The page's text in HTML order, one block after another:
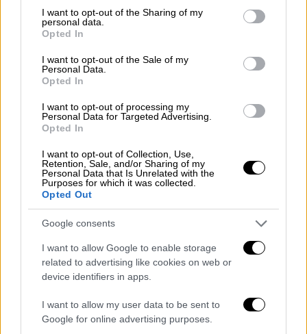
not limited to your visit or usage behaviour. You may click to
grant or deny consent to Google and its third-party tags to
use your data for below specified purposes in below Google
consent section.
I want to opt-out of the Sharing of my
personal data.
Opted In
I want to opt-out of the Sale of my
Personal Data.
Opted In
I want to opt-out of processing my
Personal Data for Targeted Advertising.
Opted In
I want to opt-out of Collection, Use,
Retention, Sale, and/or Sharing of my
Personal Data that Is Unrelated with the
Purposes for which it was collected.
Opted Out
Google consents
I want to allow Google to enable storage
related to advertising like cookies on web or
device identifiers in apps.
I want to allow my user data to be sent to
Google for online advertising purposes.
τη μητέρα της σταδιακά, χωρίς εκείνη να
είναι πια συνειδητά παρούσα. «
χρόνια. Εφτασε σ' ένα σημείο που δεν
υπήρχε συνειρμός. Μια σε αναγνώριζε, μία
σπιτιού».
Παράλληλα, μίλησε για τις δυσκολίες που
αντιμετώπισε ο πατέρας της, ο οποίος
πάλεψε με τηνκατάθλιψη. «Είναι σαν να
έχεις ένα μικρό παιδάκι και πρέπει να
φερθείς ανάλογα. Τον μπαμπά μου τον
έδιωχνε. Ο μπαμπάς μου έπεσε σε
κατάθλιψη. Δεν μπορούσε να επικοινωνήσει,
είχε γίνει ένας σκελετός με πέτσα, δεν
ήθελε να τρώει».